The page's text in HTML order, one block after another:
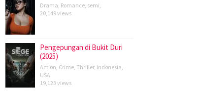
Drama, Romance, semi,
20,149 views
Pengepungan di Bukit Duri
(2025)
Action, Crime, Thriller, Indonesia,
USA
19,123 views